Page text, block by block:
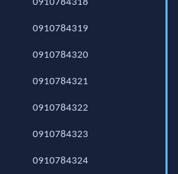
0910784318
0910784319
0910784320
0910784321
0910784322
0910784323
0910784324